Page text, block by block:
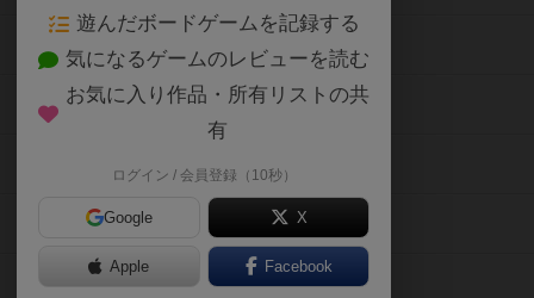
遊んだボードゲームを記録する
気になるゲームのレビューを読む
お気に入り作品・所有リストの共
有
ログイン / 会員登録（10秒）
Google X
Apple Facebook
ボードゲーム会情報
メカニクス特集
掲示板・トピックス
ボドとも・会員一覧
ボードゲーム業界コラム